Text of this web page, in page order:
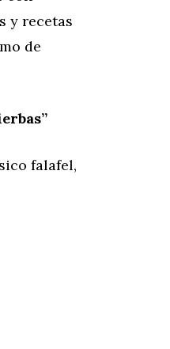
y recetas
de
falafel,